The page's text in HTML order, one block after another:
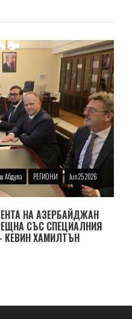
Абдула РЕГИОНИ Jun 25 2026
НА АЗЕРБАЙДЖАН
СЪС СПЕЦИАЛНИЯ
КЕВИН ХАМИЛТЪН